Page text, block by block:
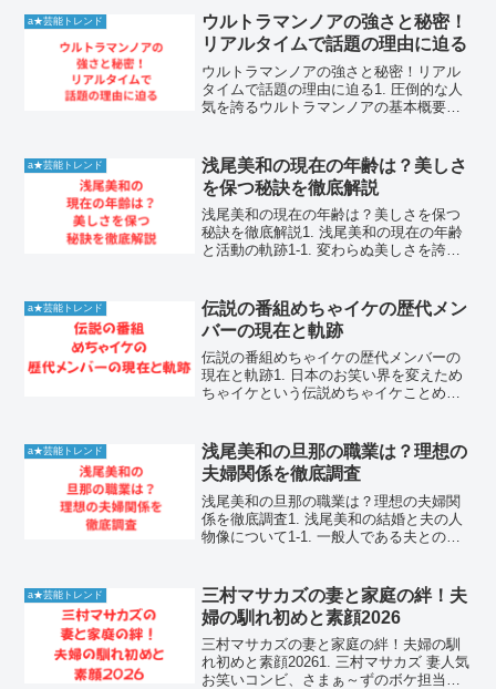
ち、どのような活動をしてきたのか、多
くのファンが注目していま...
a★芸能トレンド
ウルトラマンノアの強さと秘密！
リアルタイムで話題の理由に迫る
ウルトラマンノアの強さと秘密！リアル
タイムで話題の理由に迫る1. 圧倒的な人
気を誇るウルトラマンノアの基本概要特
な佇まいと圧倒的な強さで多くのファン
を魅了し続けています...
a★芸能トレンド
浅尾美和の現在の年齢は？美しさ
を保つ秘訣を徹底解説
浅尾美和の現在の年齢は？美しさを保つ
秘訣を徹底解説1. 浅尾美和の現在の年齢
と活動の軌跡1-1. 変わらぬ美しさを誇る
タイルで日本中を魅了した浅尾美和さん
は、現在も年齢...
a★芸能トレンド
伝説の番組めちゃイケの歴代メン
バーの現在と軌跡
伝説の番組めちゃイケの歴代メンバーの
現在と軌跡1. 日本のお笑い界を変えため
ちゃイケという伝説めちゃイケことめち
組です。放送開始から終了まで、常に視
聴者の期待を裏切ら...
a★芸能トレンド
浅尾美和の旦那の職業は？理想の
夫婦関係を徹底調査
浅尾美和の旦那の職業は？理想の夫婦関
係を徹底調査1. 浅尾美和の結婚と夫の人
物像について1-1. 一般人である夫との運
が結婚を発表した際、多くのファンから
驚きと祝福の声...
a★芸能トレンド
三村マサカズの妻と家庭の絆！夫
婦の馴れ初めと素顔2026
三村マサカズの妻と家庭の絆！夫婦の馴
れ初めと素顔20261. 三村マサカズ 妻人気
お笑いコンビ、さまぁ～ずのボケ担当と